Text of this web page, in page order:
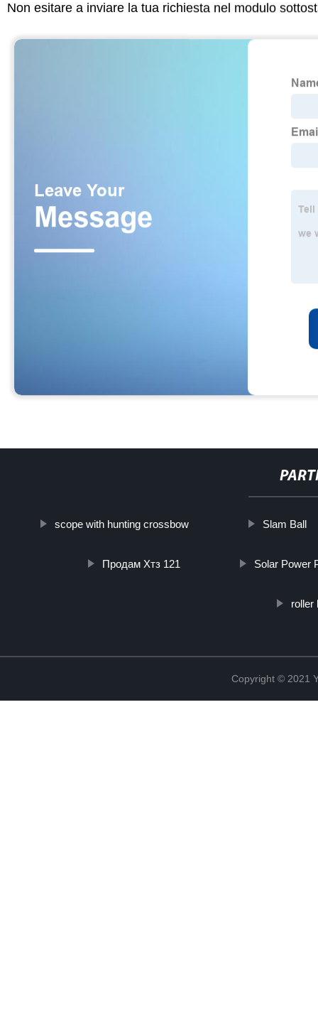
Non esitare a inviare la tua richiesta nel modulo
scope with hunting crossbow Slam Ball
Продам Хтз 121 Solar Power
roller
Copyright © 2021